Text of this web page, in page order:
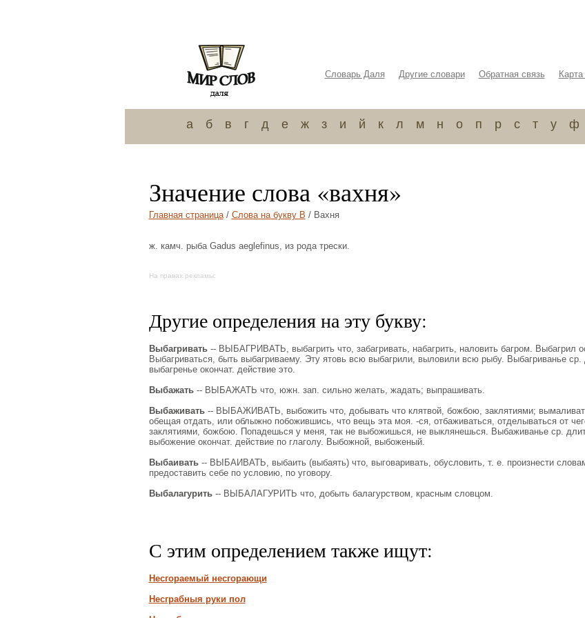
Словарь Даля Другие словари Обратная связь
а б в г д е ж з и й к л м н о п р с т у ф
Значение слова «вахня»
Главная страница/ Слова на букву В / Вахня
ж. камч. рыба Gadus aeglefinus, из рода трески.
На правах рекламы:
Другие определения на эту букву:
Выбагривать-- ВЫБАГРИВАТЬ, выбагрить что, забагривать, набагрить, наловить багром. Выбагрил
Выбагриваться, быть выбагриваему. Эту ятовь всю выбагрили, выловили всю рыбу. Выбагриванье ср.
выбагренье окончат. действие это.
Выбажать-- ВЫБАЖАТЬ что, южн. зап. сильно желать, жадать; выпрашивать.
Выбаживать-- ВЫБАЖИВАТЬ, выбожить что, добывать что клятвой, божбою, заклятиями;
обещая отдать, или облыжно побожившись, что вещь эта моя. -ся, отбаживаться, отделываться от
заклятиями, божбою. Попадешься у меня, так не выбожишься, не выклянешься. Выбаживанье ср.
выбожение окончат. действие по глаголу. Выбожной, выбоженый.
Выбаивать-- ВЫБАИВАТЬ, выбаить (выбаять) что, выговаривать, обусловить, т. е. произнести
предоставить себе по условию, по уговору.
Выбалагурить-- ВЫБАЛАГУРИТЬ что, добыть балагурством, красным словцом.
С этим определением также ищут:
Несгораемый несгорающи
Несграбныя руки пол